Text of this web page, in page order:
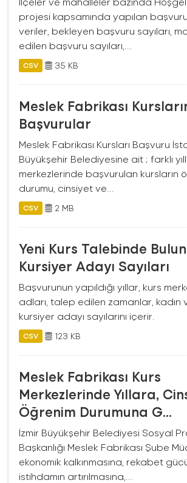
projesi kapsamında yapılan
veriler, bekleyen başvuru sayıları,
edilen başvuru sayıları,...
CSV 35 KB
Meslek Fabrikası
Başvurular
Meslek Fabrikası Kursları Başvuru
Büyükşehir Belediyesine ait ; farklı
merkezlerinde başvurulan kursların
durumu, cinsiyet ve...
CSV 2 MB
Yeni Kurs Talebinde
Kursiyer Adayı Sayıları
Başvurunun yapıldığı yıllar, kurs
adları, talep edilen zamanlar, kadın
kursiyer adayı sayılarını içerir.
CSV 123 KB
Meslek Fabrikası Kurs
Merkezlerinde Yıllara,
Öğrenim Durumuna G...
İzmir Büyükşehir Belediyesi Sosyal
Başkanlığı Meslek Fabrikası Şube
ekonomik kalkınmasına, rekabet
istihdamın artırılmasına,...